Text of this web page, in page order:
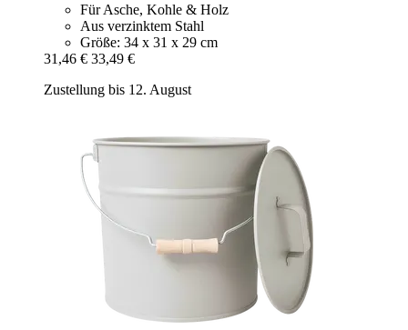
Für Asche, Kohle & Holz
Aus verzinktem Stahl
Größe: 34 x 31 x 29 cm
31,46 € 33,49 €
Zustellung bis 12. August